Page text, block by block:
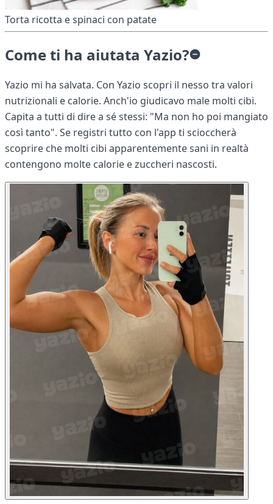
Torta ricotta e spinaci con patate
Come ti ha aiutata Yazio?
Yazio mi ha salvata. Con Yazio scopri il nesso tra valori
nutrizionali e calorie. Anch'io giudicavo male molti cibi.
Capita a tutti di dire a sé stessi: "Ma non ho poi mangiato
così tanto". Se registri tutto con l'app ti scioccherà
scoprire che molti cibi apparentemente sani in realtà
contengono molte calorie e zuccheri nascosti.